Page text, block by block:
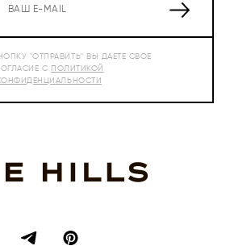
"ОТПРАВИТЬ" ВЫ ДАЕТЕ СВОЕ
С ПОЛИТИКОЙ